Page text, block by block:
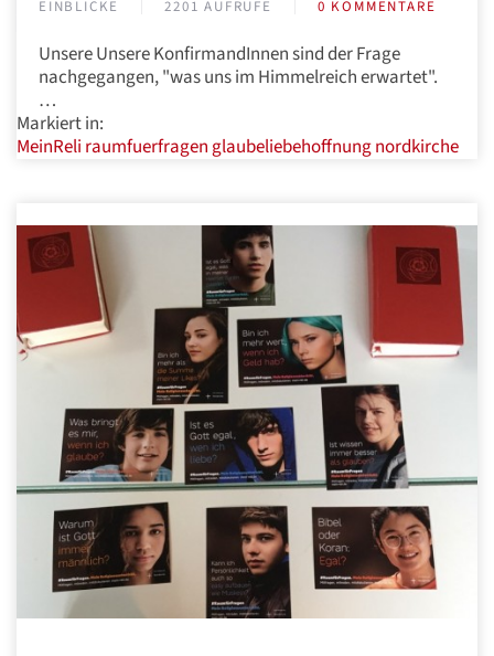
EINBLICKE
2201 AUFRUFE 0 KOMMENTARE
Unsere Unsere KonfirmandInnen sind der Frage
nachgegangen, "was uns im Himmelreich erwartet".
…
Markiert in:
MeinReli raumfuerfragen glaubeliebehoffnungnordkirche